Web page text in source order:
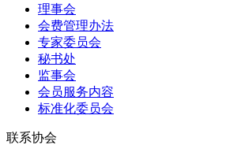
理事会
会费管理办法
专家委员会
秘书处
监事会
会员服务内容
标准化委员会
联系协会